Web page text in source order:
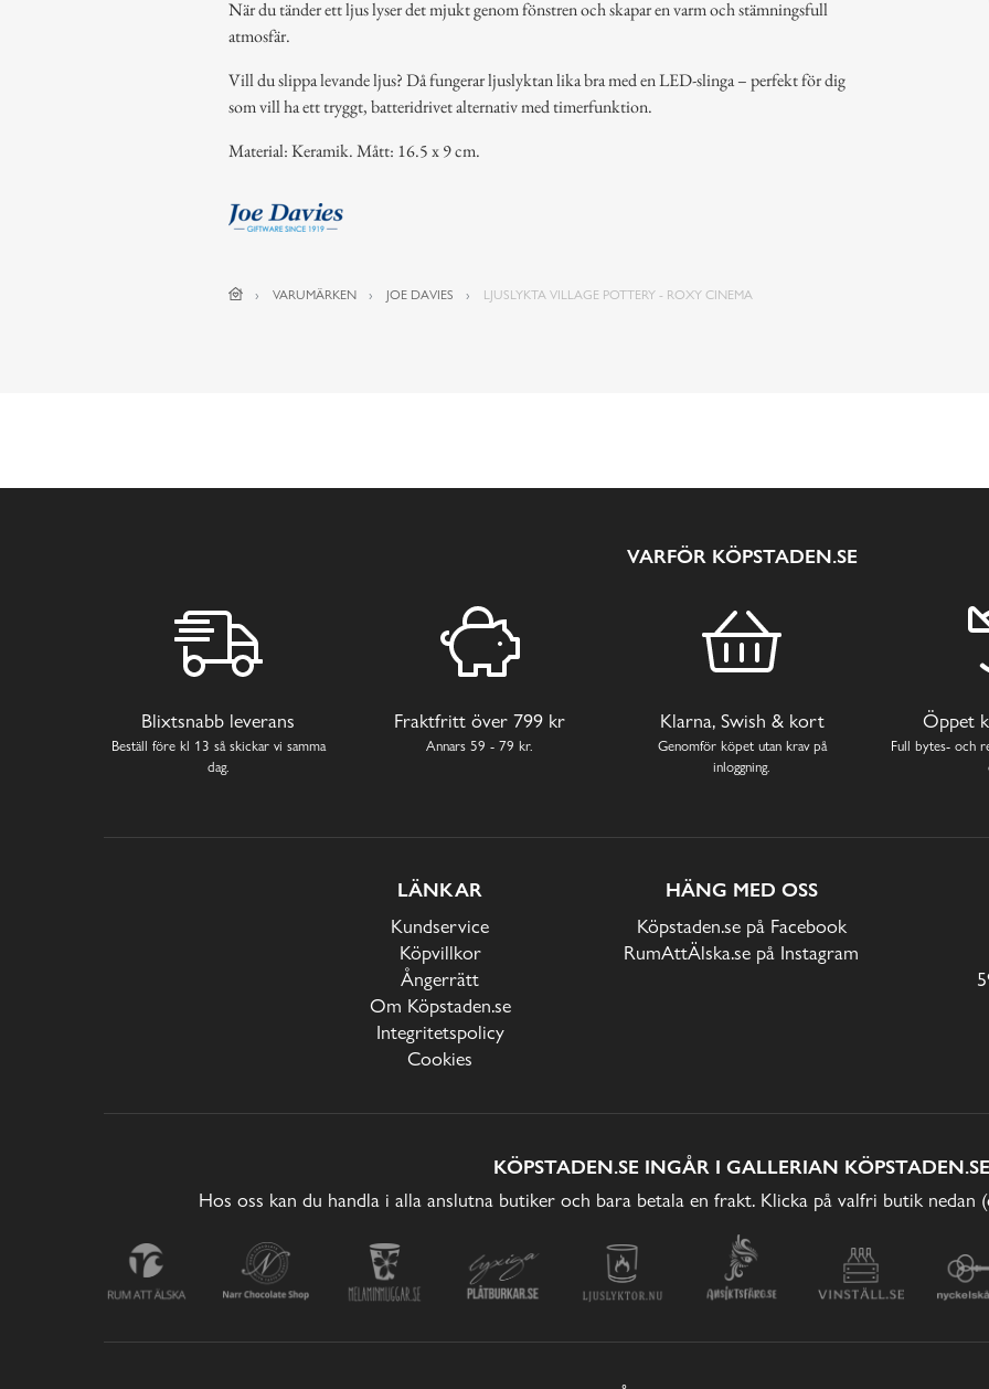
När du tänder ett ljus lyser det mjukt genom fönstren och skapar en varm och stämningsfull
atmosfär.
Vill du slippa levande ljus? Då fungerar ljuslyktan lika bra med en LED-slinga – perfekt för dig
som vill ha ett tryggt, batteridrivet alternativ med timerfunktion.
Material: Keramik. Mått: 16.5 x 9 cm.
VARUMÄRKEN JOE DAVIES LJUSLYKTA VILLAGE POTTERY - ROXY CINEMA
VARFÖR KÖPSTADEN.SE
Blixtsnabb leverans
Beställ före kl 13 så skickar vi samma
dag.
Fraktfritt över 799 kr
Annars 59 - 79 kr.
Klarna, Swish & kort
Genomför köpet utan krav på
inloggning.
Öppet
Full bytes- och
LÄNKAR
Kundservice
Köpvillkor
Ångerrätt
Om Köpstaden.se
Integritetspolicy
Cookies
HÄNG MED OSS
Köpstaden.se på Facebook
RumAttÄlska.se på Instagram
KÖPSTADEN.SE INGÅR I GALLERIAN KÖPSTADEN.SE
Hos oss kan du handla i alla anslutna butiker och bara betala en frakt. Klicka på valfri butik